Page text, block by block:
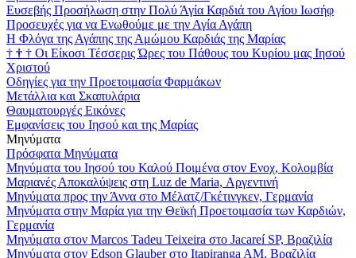
Ευσεβής Προσήλωση στην Πολύ Άγία Καρδιά του Αγίου Ιωσήφ
Προσευχές για να Ενωθούμε με την Αγία Αγάπη
Η Φλόγα της Αγάπης της Αμώμου Καρδιάς της Μαρίας
† † † Οι Είκοσι Τέσσερις Ώρες του Πάθους του Κυρίου μας Ιησού
Χριστού
Οδηγίες για την Προετοιμασία Φαρμάκων
Μετάλλια και Σκαπυλάρια
Θαυματουργές Εικόνες
Εμφανίσεις του Ιησού και της Μαρίας
Μηνύματα
Πρόσφατα Μηνύματα
Μηνύματα του Ιησού του Καλού Ποιμένα στον Ενοχ, Κολομβία
Μαριανές Αποκαλύψεις στη Luz de Maria, Αργεντινή
Μηνύματα προς την Άννα στο Μέλατζ/Γκέτινγκεν, Γερμανία
Μηνύματα στην Μαρία για την Θεϊκή Προετοιμασία των Καρδιών,
Γερμανία
Μηνύματα στον Marcos Tadeu Teixeira στο Jacareí SP, Βραζιλία
Μηνύματα στον Edson Glauber στο Itapiranga AM, Βραζιλία